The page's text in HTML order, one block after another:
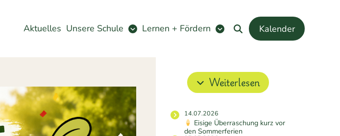
Aktuelles Unsere Schule Lernen + Fördern Kalender
Weiterlesen
14.07.2026
Eisige Überraschung kurz vor
den Sommerferien